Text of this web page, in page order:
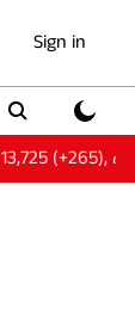
Sign in
പവന്